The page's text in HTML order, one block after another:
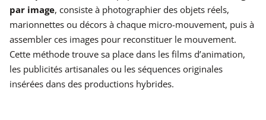
par image, consiste à photographier des objets réels,
marionnettes ou décors à chaque micro-mouvement, puis à
assembler ces images pour reconstituer le mouvement.
Cette méthode trouve sa place dans les films d’animation,
les publicités artisanales ou les séquences originales
insérées dans des productions hybrides.